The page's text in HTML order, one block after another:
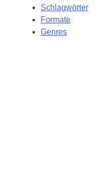
Schlagwörter
Formate
Genres